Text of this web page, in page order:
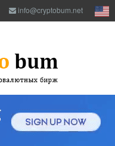
info@cryptobum.net